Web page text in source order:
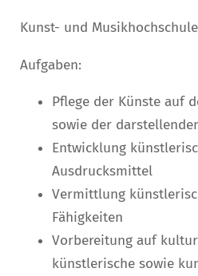
Kunst- und
Aufgaben:
Pflege der Künste auf
sowie der
Entwicklung
Ausdrucksmittel
Vermittlung
Fähigkeiten
Vorbereitung auf
künstlerische sowie